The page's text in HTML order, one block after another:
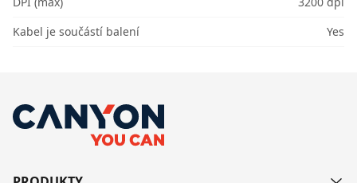
Kabel je součástí balení
Yes